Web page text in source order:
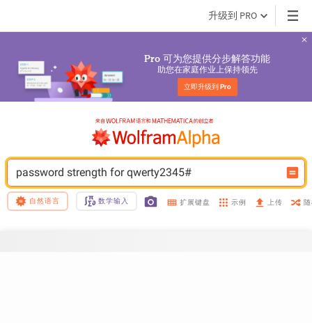
升级到 PRO
Pro 可为您提供分步解答功能
助您在家庭作业上保持领先
立即升级到 Pro
password strength for qwerty2345#
自然语言 数学输入 扩展键盘 示例 上传